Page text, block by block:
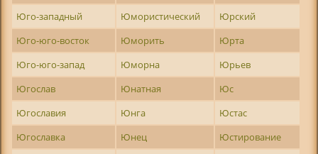
Юго-западный
Юмористический
Юрский
Юго-юго-восток
Юморить
Юрта
Юго-юго-запад
Юморна
Юрьев
Югослав
Юнатная
Юс
Югославия
Юнга
Юстас
Югославка
Юнец
Юстирование